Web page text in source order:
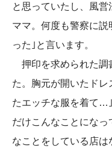
と思っていたし、風
ママ。何度も警察に
った｣と言います。
押印を求められた調
た。胸元が開いたドレ
たエッチな服を着て…
だけこんなことになっ
なことをしている店は